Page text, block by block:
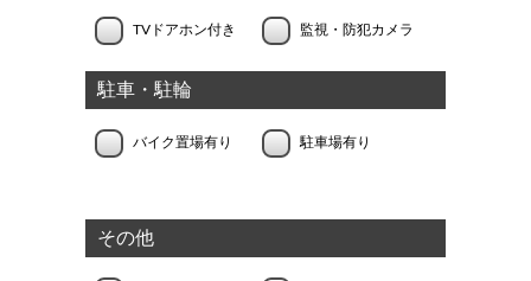
TVドアホン付き 監視・防犯カメラ
駐車・駐輪
バイク置場有り 駐車場有り
その他